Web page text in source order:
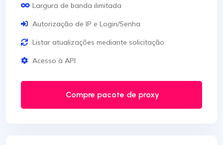
Largura de banda ilimitada
Autorização de IP e Login/Senha
Listar atualizações mediante solicitação
Acesso à API
Compre pacote de proxy